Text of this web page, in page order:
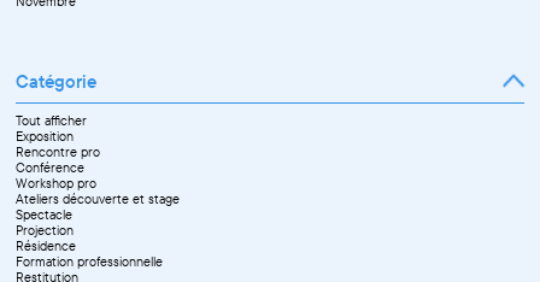
Catégorie
Tout afficher
Exposition
Rencontre pro
Conférence
Workshop pro
Ateliers découverte et stage
Spectacle
Projection
Résidence
Formation professionnelle
Restitution